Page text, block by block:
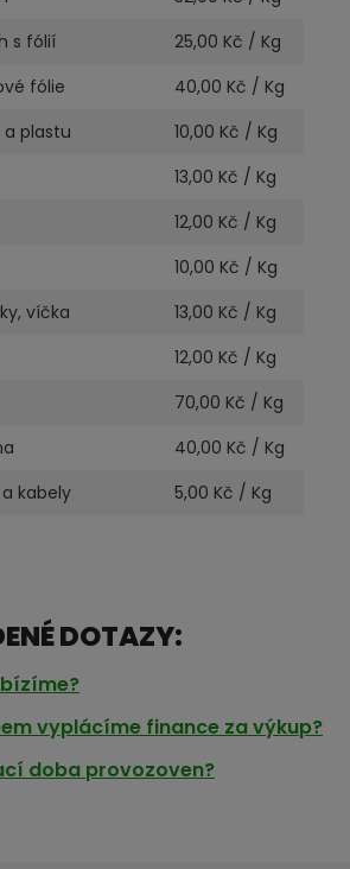
s fólií
25,00 Kč / Kg
fólie
40,00 Kč / Kg
a plastu
10,00 Kč / Kg
13,00 Kč / Kg
12,00 Kč / Kg
10,00 Kč / Kg
víčka
13,00 Kč / Kg
12,00 Kč / Kg
70,00 Kč / Kg
40,00 Kč / Kg
kabely
5,00 Kč / Kg
DOTAZY:
vyplácíme finance za výkup?
doba provozoven?